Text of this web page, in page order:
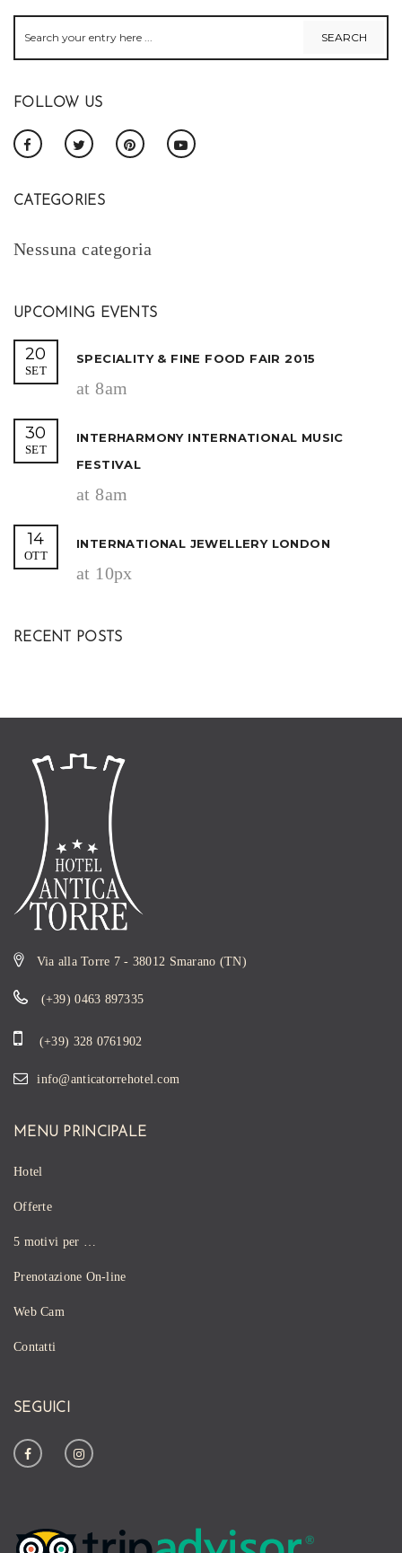
FOLLOW US
CATEGORIES
Nessuna categoria
UPCOMING EVENTS
20
SET
SPECIALITY & FINE FOOD FAIR 2015
at 8am
30
SET
INTERHARMONY INTERNATIONAL MUSIC
FESTIVAL
at 8am
14
OTT
INTERNATIONAL JEWELLERY LONDON
at 10px
RECENT POSTS
Via alla Torre 7 - 38012 Smarano (TN)
(+39) 0463 897335
(+39) 328 0761902
info@anticatorrehotel.com
MENU PRINCIPALE
Hotel
Offerte
5 motivi per …
Prenotazione On-line
Web Cam
Contatti
SEGUICI